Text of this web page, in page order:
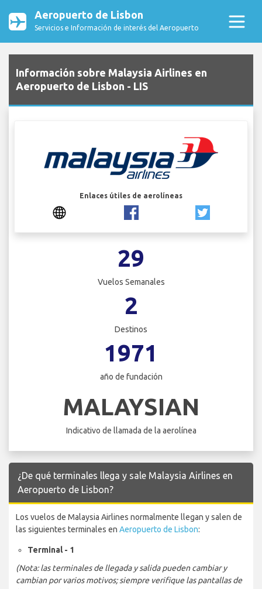
Aeropuerto de Lisbon
Servicios e Información de interés del Aeropuerto
Información sobre Malaysia Airlines en
Aeropuerto de Lisbon - LIS
Enlaces útiles de aerolíneas
29
Vuelos Semanales
2
Destinos
1971
año de fundación
MALAYSIAN
Indicativo de llamada de la aerolínea
¿De qué terminales llega y sale Malaysia Airlines en
Aeropuerto de Lisbon?
Los vuelos de Malaysia Airlines normalmente llegan y salen de
las siguientes terminales en Aeropuerto de Lisbon:
Terminal - 1
(Nota: las terminales de llegada y salida pueden cambiar y
cambian por varios motivos; siempre verifique las pantallas de